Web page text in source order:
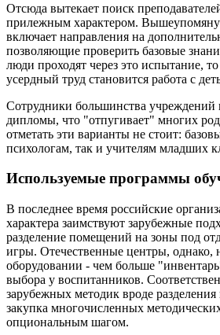
Отсюда вытекает поиск
прилежным характером.
включает направления на
позволяющие проверить базовые
люди проходят через это испытание,
усердный труд становится работа с
Сотрудники большинства учреждений
дипломы, что "отпугивает" многих
отметать эти варианты не стоит:
психологам, так и учителям младших
Используемые программы
В последнее время российские
характера заимствуют зарубежные
разделение помещений на зоны под
игры. Отечественные центры, однако,
оборудовании - чем больше
выбора у воспитанников.
зарубежных методик вроде разделения
закупка многочисленных
опциональным шагом.